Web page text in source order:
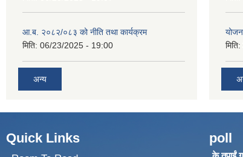
आ.ब. २०८२/०८३ को नीति तथा कार्यक्रम
मिति: 06/23/2025 - 19:00
अन्य
मिति:
Quick Links poll